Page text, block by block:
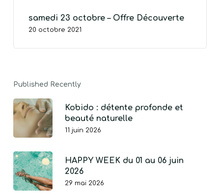
Go To Shop
samedi 23 octobre – Offre Découverte
20 octobre 2021
Published Recently
Kobido : détente profonde et
beauté naturelle
11 juin 2026
HAPPY WEEK du 01 au 06 juin
2026
29 mai 2026